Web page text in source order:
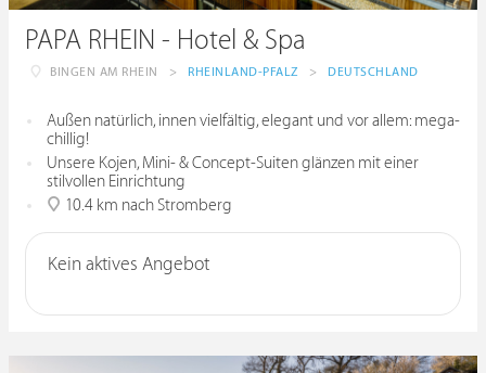
PAPA RHEIN - Hotel & Spa
BINGEN AM RHEIN > RHEINLAND-PFALZ > DEUTSCHLAND
Außen natürlich, innen vielfältig, elegant und vor allem: mega-
chillig!
Unsere Kojen, Mini- & Concept-Suiten glänzen mit einer
stilvollen Einrichtung
10.4 km nach Stromberg
Kein aktives Angebot